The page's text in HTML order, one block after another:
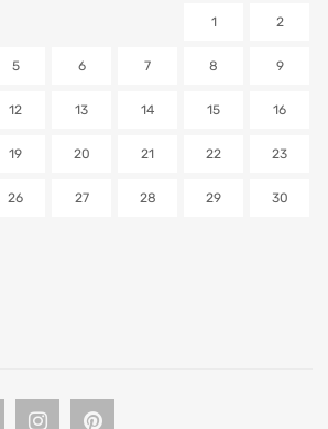
1 2
5 6 7 8 9
12 13 14 15 16
19 20 21 22 23
26 27 28 29 30